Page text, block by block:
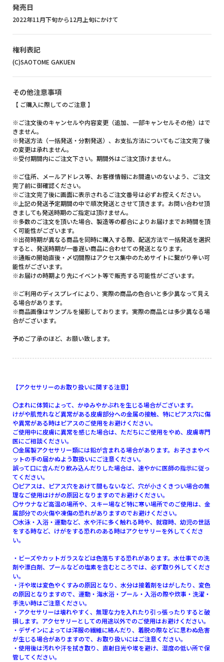
発売日
2022年11月下旬から12月上旬にかけて
権利表記
(C)SAOTOME GAKUEN
その他注意事項
【 ご購入に際してのご注意 】
※ご注文後のキャンセルや内容変更（追加、一部キャンセルその他）はで
きません。
※発送方法（一括発送・分割発送）、お支払方法についてもご注文完了後
の変更は承れません。
※受付期間内にご注文下さい。期間外はご注文頂けません。
※ご住所、メールアドレス等、お客様情報にお間違いのないよう、ご注文
完了前に御確認ください。
※ご注文完了後に画面に表示されるご注文番号は必ずお控えください。
※上記の発送予定期間の中で順次発送とさせて頂きます。お問い合わせ頂
きましても発送時期のご指定は頂けません。
※多数のご注文を頂いた場合、製造等の都合によりお届けまでお時間を頂
く可能性がございます。
※出荷時期が異なる商品を同時に購入する際、配送方法で一括発送を選択
すると、発送時期が一番遅い商品に合わせての発送となります。
※通販の開始直後・〆切間際はアクセス集中のためサイトに繋がり辛い可
能性がございます。
※お届けの時期より先にイベント等で販売する可能性がございます。
※ご利用のディスプレイにより、実際の商品の色合いと多少異なって見え
る場合があります。
※商品画像はサンプルを撮影しております。実際の商品とは多少異なる場
合がございます。
予めご了承のほど、お願い致します。
【アクセサリーのお取り扱いに関する注意】
〇まれに体質によって、かゆみやかぶれを生じる場合がございます。
けがや肌荒れなど異常がある皮膚部分への金属の接触、特にピアス穴に傷
や異常がある時はピアスのご使用をお避けください。
ご使用中に皮膚に異常を感じた場合は、ただちにご使用をやめ、皮膚専門
医にご相談ください。
〇金属製アクセサリー類には鉛が含まれる場合があります。お子さまやペ
ットの手の届かぬよう取扱いにご注意ください。
誤って口に含んだり飲み込んだりした場合は、速やかに医師の指示に従っ
てください。
〇ピアスは、ピアス穴をあけて間もないなど、穴が小さくきつい場合の無
理なご使用はけがの原因となりますのでお避けください。
〇サウナなど高温の場所や、スキー場など特に寒い場所でのご使用は、金
属部分での火傷や凍傷の恐れがありますのでお避けください。
〇水泳・入浴・運動など、水や汗に多く触れる時や、就寝時、幼児の世話
をする時など、けがをする恐れのある時はアクセサリーを外してくださ
い。
・ビーズやカットガラスなどは色落ちする恐れがあります。水仕事での洗
剤や漂白剤、プールなどの塩素を含むところでは、必ず取り外してくださ
い。
・汗や埃は変色やくすみの原因となり、水分は接着剤をはがしたり、変色
の原因となりますので、運動・海水浴・プール・入浴の際や炊事・洗濯・
手洗い時はご注意ください。
・アクセサリーは壊れやすく、無理な力を入れたり引っ張ったりすると破
損します。アクセサリーとしての用途以外でのご使用はお避けください。
・デザインによっては洋服の繊維に絡んだり、着脱の際などに思わぬ危害
が生じる場合がありますので、お取り扱いにはご注意ください。
・使用後は汚れや汗を拭き取り、直射日光や埃を避け、湿度の低い所で保
管してください。